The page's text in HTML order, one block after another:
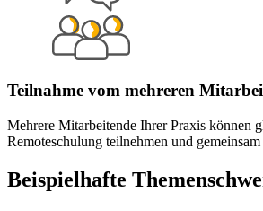
Teilnahme vom mehreren
Mehrere Mitarbeitende Ihrer Praxis können
Remoteschulung teilnehmen und
Beispielhafte